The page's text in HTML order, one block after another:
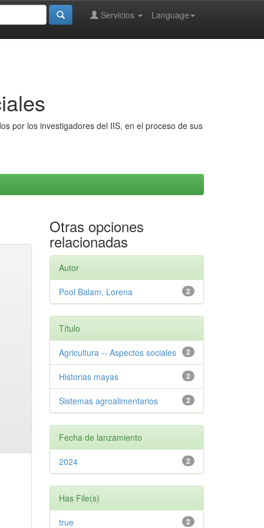
Language
Servicios
por los investigadores del IIS, en el proceso de sus
Otras opciones
relacionadas
Autor
2
Pool Balam, Lorena
Título
2
Agricultura -- Aspectos sociales
2
Historias mayas
2
Sistemas agroalimentarios
Fecha de lanzamiento
2
2024
Has File(s)
2
true